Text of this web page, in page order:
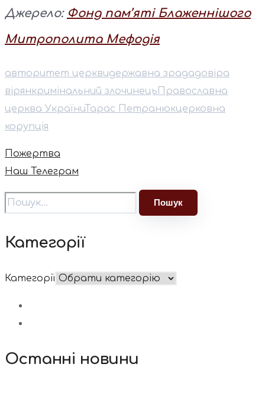
Джерело: Фонд пам’яті Блаженнішого
Митрополита Мефодія
авторитет церквидержавна зрададовіра
вірянкримінальний злочинець Православна
церква УкраїниТарас Петранюкцерковна
корупція
Пожертва
Наш Телеграм
Категорії
Категорії
Останні новини